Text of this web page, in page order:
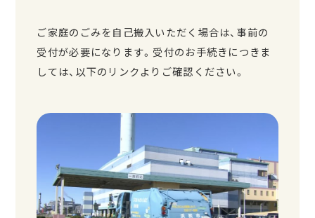
ご家庭のごみを自己搬入いただく場合は、事前の
受付が必要になります。受付のお手続きにつきま
しては、以下のリンクよりご確認ください。